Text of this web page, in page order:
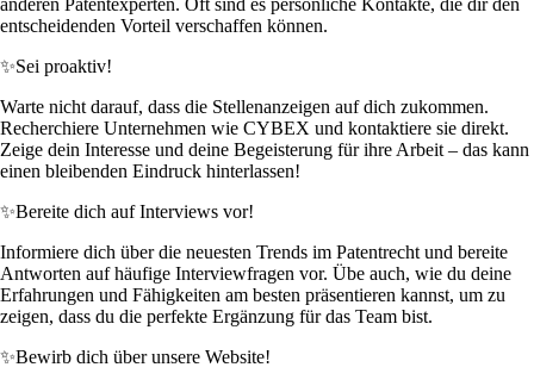
anderen Patentexperten. Oft sind es persönliche Kontakte, die dir den
entscheidenden Vorteil verschaffen können.
✨Sei proaktiv!
Warte nicht darauf, dass die Stellenanzeigen auf dich zukommen.
Recherchiere Unternehmen wie CYBEX und kontaktiere sie direkt.
Zeige dein Interesse und deine Begeisterung für ihre Arbeit – das kann
einen bleibenden Eindruck hinterlassen!
✨Bereite dich auf Interviews vor!
Informiere dich über die neuesten Trends im Patentrecht und bereite
Antworten auf häufige Interviewfragen vor. Übe auch, wie du deine
Erfahrungen und Fähigkeiten am besten präsentieren kannst, um zu
zeigen, dass du die perfekte Ergänzung für das Team bist.
✨Bewirb dich über unsere Website!